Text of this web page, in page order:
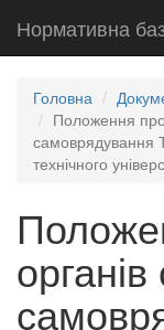
Нормативна
Головна
Положення про
самоврядування
технічного